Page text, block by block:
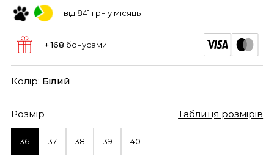
від 841 грн у місяць
+ 168 бонусами
Колір: Білий
Розмір Таблиця розмірів
36 37 38 39 40